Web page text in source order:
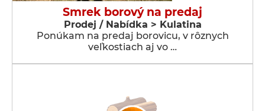
Smrek borový na predaj
Prodej / Nabídka > Kulatina
Ponúkam na predaj borovicu, v rôznych
veľkostiach aj vo …